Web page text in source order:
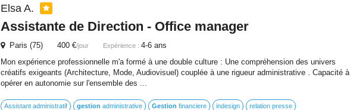
Elsa A.
Assistante deDirection - Office manager
Paris (75) 400 €/jour Expérience : 4-6 ans
Mon expérience professionnelle m'a formé à une double culture : Une compréhension des univers
créatifs exigeants (Architecture, Mode, Audiovisuel) couplée à une rigueur administrative . Capacité à
opérer en autonomie sur l'ensemble des ...
Assistant administratif gestion administrative Gestion financiere indesign relation presse